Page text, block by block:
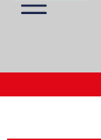
Actualidad